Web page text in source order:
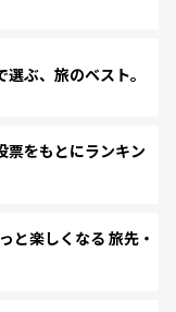
ぶ、旅のベスト。
をもとにランキン
楽しくなる 旅先・